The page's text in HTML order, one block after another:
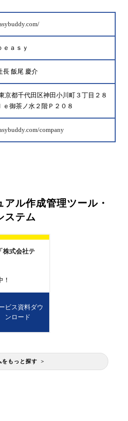
ｅａｓｙ
長 飯尾 慶介
京都千代田区神田小川町３丁目２８
ｅ御茶ノ水２階Ｐ２０８
company
ル作成管理ツール・
ステム
株式会社テ
！
ビス資料ダウ
ンロード
をもっと探す >